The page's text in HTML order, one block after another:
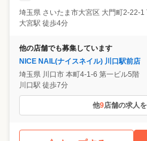
埼玉県 さいたま市大宮区 大門町2-22-1
大宮駅 徒歩4分
他の店舗でも募集しています
NICE NAIL(ナイスネイル) 川口駅前店
埼玉県 川口市 本町4-1-6 第一ビル5階
川口駅 徒歩7分
他9店舗の求人